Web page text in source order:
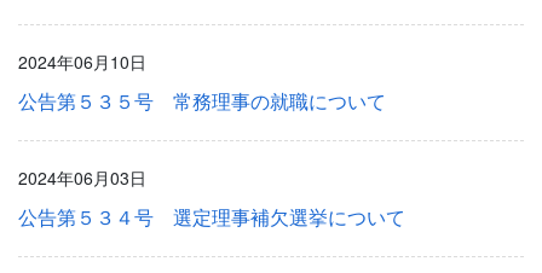
2024年06月10日
公告第５３５号 常務理事の就職について
2024年06月03日
公告第５３４号 選定理事補欠選挙について